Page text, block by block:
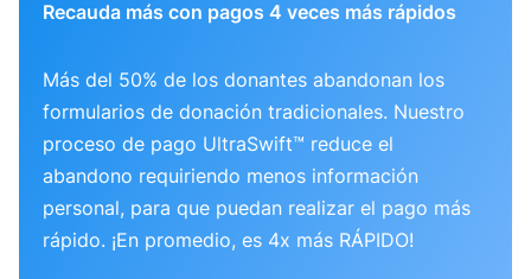
Recauda más con pagos 4 veces más rápidos
Más del 50% de los donantes abandonan los
formularios de donación tradicionales. Nuestro
proceso de pago UltraSwift™ reduce el
abandono requiriendo menos información
personal, para que puedan realizar el pago más
rápido. ¡En promedio, es 4x más RÁPIDO!